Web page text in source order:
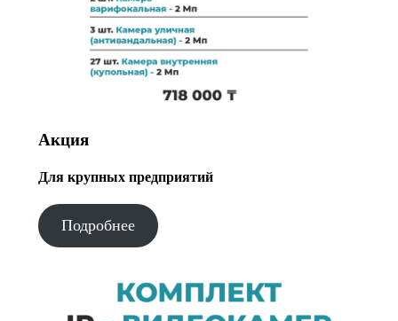
Акция
Для крупных предприятий
Подробнее